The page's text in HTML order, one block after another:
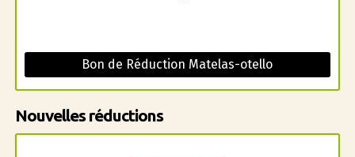
Bon de Réduction Matelas-otello
Nouvelles réductions